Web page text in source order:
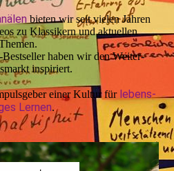
bieten wir seit vielen Jahren
zu Klassikern und aktuellen
Best­sel­ler haben wir den Weiter­
inspiriert.
einer Kultur für lebens­
Lernen.